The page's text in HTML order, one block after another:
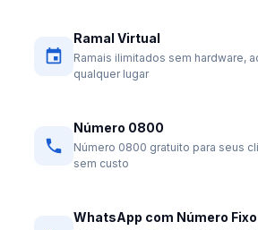
Ramal Virtual
Ramais ilimitados sem hardware,
qualquer lugar
Número 0800
Número 0800 gratuito para seus
sem custo
WhatsApp com Número Fixo